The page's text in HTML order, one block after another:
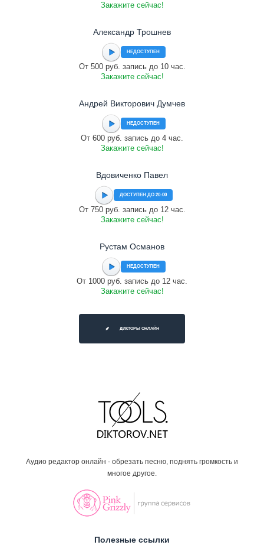
Закажите сейчас!
Александр Трошнев
НЕДОСТУПЕН
От 500 руб. запись до 10 час.
Закажите сейчас!
Андрей Викторович Думчев
НЕДОСТУПЕН
От 600 руб. запись до 4 час.
Закажите сейчас!
Вдовиченко Павел
ДОСТУПЕН ДО 20:00
От 750 руб. запись до 12 час.
Закажите сейчас!
Рустам Османов
НЕДОСТУПЕН
От 1000 руб. запись до 12 час.
Закажите сейчас!
ДИКТОРЫ ОНЛАЙН
Аудио редактор онлайн - обрезать песню, поднять громкость и
многое другое.
Полезные ссылки